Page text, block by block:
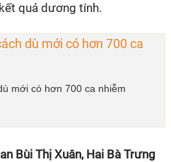
quả dương tính.
mới có hơn 700 ca nhiễm
Bùi Thị Xuân, Hai Bà Trưng